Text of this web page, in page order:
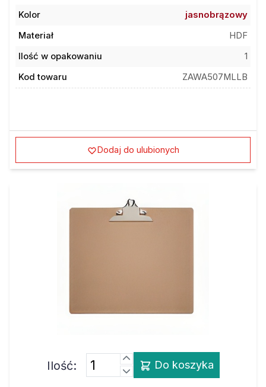
Kolor
jasnobrązowy
Materiał
HDF
Ilość w opakowaniu
1
Kod towaru
ZAWA507MLLB
Dodaj do ulubionych
Ilość: Do koszyka